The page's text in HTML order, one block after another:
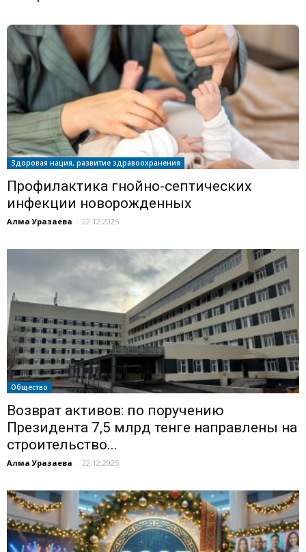
Здоровая нация, развитие здравоохранения
Профилактика гнойно-септических
инфекции новорожденных
Алма Уразаева - 22.12.2025
Общество
Возврат активов: по поручению
Президента 7,5 млрд тенге направлены на
строительство...
Алма Уразаева - 22.12.2025